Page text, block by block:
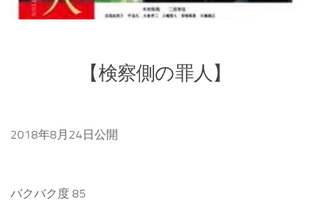
【検察側の罪人】
2018年8月24日公開
バクバク度 85